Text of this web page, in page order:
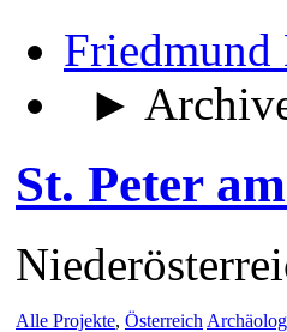
Friedmund
►
St. Peter
Alle Projekte, Österreich